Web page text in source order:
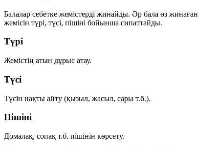
Балалар себетке жемістерді жинайды. Әр бала өз жинаған
жемісін түрі, түсі, пішіні бойынша сипаттайды.
Түрі
Жемістің атын дұрыс атау.
Түсі
Түсін нақты айту (қызыл, жасыл, сары т.б.).
Пішіні
Домалақ, сопақ т.б. пішінін көрсету.